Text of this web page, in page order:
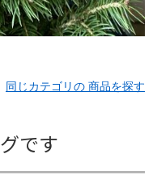
同じカテゴリの 商品を探す
です